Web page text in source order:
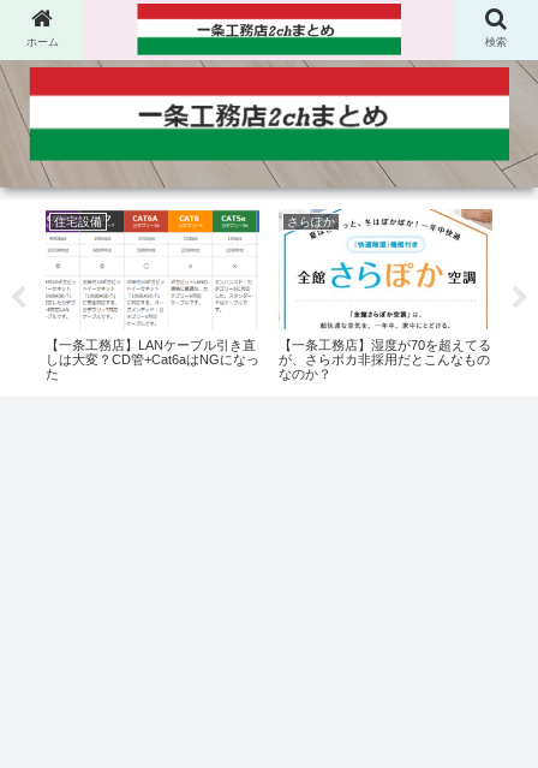
住宅設備
【一条工務店】LANケーブル引き直
しは大変？CD管+Cat6aはNGになっ
た
さらぽか
【一条工務店】湿度が70を超えてる
が、さらポカ非採用だとこんなもの
なのか？
ホーム 検索